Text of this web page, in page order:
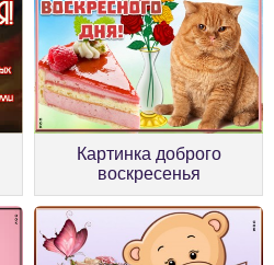
Картинка доброго
воскресенья